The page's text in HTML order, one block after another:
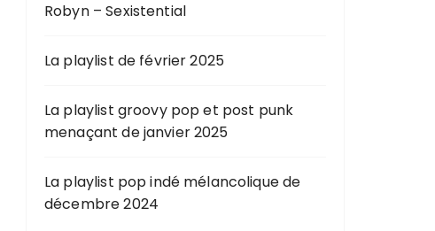
Robyn – Sexistential
La playlist de février 2025
La playlist groovy pop et post punk
menaçant de janvier 2025
La playlist pop indé mélancolique de
décembre 2024